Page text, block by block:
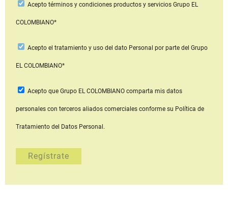
Aceptotérminos y condiciones productos y serviciosGrupo EL
COLOMBIANO*
Acepto el tratamiento y uso del dato Personal por parte del Grupo
EL COLOMBIANO*
Acepto que Grupo EL COLOMBIANOcomparta mis datos
personales con terceros aliados comerciales conforme su Política de
Tratamiento del Datos Personal.